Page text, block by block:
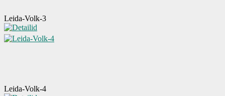
Leida-Volk-3
Leida-Volk-4